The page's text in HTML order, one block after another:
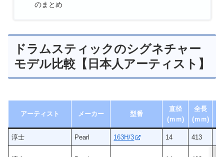
のまとめ
ドラムスティックのシグネチャー
モデル比較【日本人アーティスト】
アーティスト メーカー 型番
直径
(ｍｍ)
全長
(ｍｍ)
淳士 Pearl 163H/3 14 413